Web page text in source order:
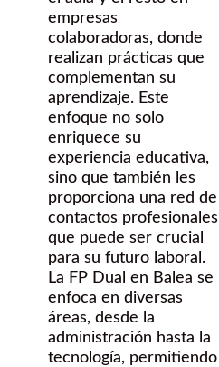
empresas
colaboradoras, donde
realizan prácticas que
complementan su
aprendizaje. Este
enfoque no solo
enriquece su
experiencia educativa,
sino que también les
proporciona una red de
contactos profesionales
que puede ser crucial
para su futuro laboral.
La FP Dual en Balea se
enfoca en diversas
áreas, desde la
administración hasta la
tecnología, permitiendo